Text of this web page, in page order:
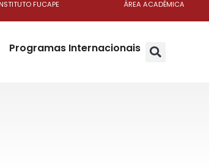
FUCAPE ÁREA ACADÊMICA
Programas Internacionais